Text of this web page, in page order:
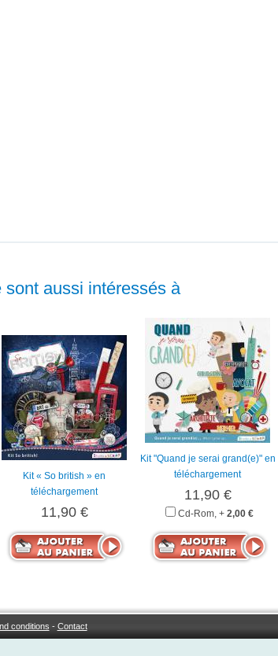
aussi intéressés à
Kit « So british » en
téléchargement
11,90 €
Kit "Quand je serai grand(e)" en
téléchargement
11,90 €
Cd-Rom, + 2,00 €
conditions - Contact